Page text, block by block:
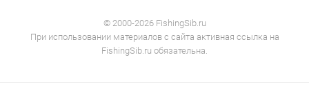
© 2000-2026 FishingSib.ru
При использовании материалов с сайта активная ссылка на
FishingSib.ru обязательна.